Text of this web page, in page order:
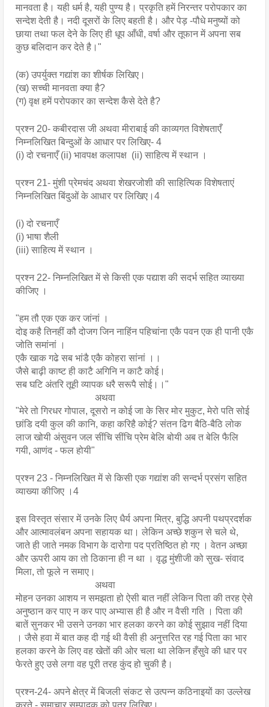
मानवता है। यही धर्म है, यही पुण्य है। प्रकृति हमें निरन्तर परोपकार का
सन्देश देती है। नदी दूसरों के लिए बहती है। और पेड़ -पौधे मनुष्यों को
छाया तथा फल देने के लिए ही धूप आँधी, वर्षा और तूफान में अपना सब
कुछ बलिदान कर देते है।"
(क) उपर्युक्त गद्यांश का शीर्षक लिखिए।
(ख) सच्ची मानवता क्या है?
(ग) वृक्ष हमें परोपकार का सन्देश कैसे देते है?
प्रश्न 20- कबीरदास जी अथवा मीराबाई की काव्यगत विशेषताएँ
निम्नलिखित बिन्दुओं के आधार पर लिखिए- 4
(i) दो रचनाएँ (ii) भावपक्ष कलापक्ष  (ii) साहित्य में स्थान ।
प्रश्न 21- मुंशी प्रेमचंद अथवा शेखरजोशी की साहित्यिक विशेषताएं
निम्नलिखित बिंदुओं के आधार पर लिखिए।4
(i) दो रचनाएँ
(i) भाषा शैली
(iii) साहित्य में स्थान ।
प्रश्न 22- निम्नलिखित में से किसी एक पद्याश की सदर्भ सहित व्याख्या
कीजिए ।
"हम तौ एक एक कर जांनां ।
दोइ कहै तिनहीं कौ दोजग जिन नाहिंन पहिचांना एकै पवन एक ही पानी एकै
जोति समांनां ।
एकै खाक गढे सब भांडै एकै कोहरा सांनां ।।
जैसे बाढ़ी काष्ट ही काटै अगिनि न काटै कोई।
सब घटि अंतरि तूही व्यापक धरै सरूपै सोई।।"
                                 अथवा
"मेरे तो गिरधर गोपाल, दूसरो न कोई जा के सिर मोर मुकुट, मेरो पति सोई
छांडि दयी कुल की कानि, कहा करिहै कोई? संतन ढिग बैठि-बैठि लोक
लाज खोयी अंसुवन जल सींचि सींचि प्रेम बेलि बोयी अब त बेलि फैलि
गयी, आणंद - फल होयी"
प्रश्न 23 - निम्नलिखित में से किसी एक गद्यांश की सन्दर्भ प्रसंग सहित
व्याख्या कीजिए ।4
इस विस्तृत संसार में उनके लिए धैर्य अपना मित्र, बुद्धि अपनी पथप्रदर्शक
और आत्मावलंबन अपना सहायक था। लेकिन अच्छे शकुन से चले थे,
जाते ही जाते नमक विभाग के दारोगा पद प्रतिष्ठित हो गए । वेतन अच्छा
और ऊपरी आय का तो ठिकाना ही न था । वृद्ध मुंशीजी को सुख- संवाद
मिला, तो फूले न समाए।
                                 अथवा
मोहन उनका आशय न समझता हो ऐसी बात नहीं लेकिन पिता की तरह ऐसे
अनुष्ठान कर पाए न कर पाए अभ्यास ही है और न वैसी गति । पिता की
बातें सुनकर भी उसने उनका भार हलका करने का कोई सुझाव नहीं दिया
। जैसे हवा में बात कह दी गई थी वैसी ही अनुत्तरित रह गई पिता का भार
हलका करने के लिए वह खेतों की ओर चला था लेकिन हँसुवे की धार पर
फेरते हुए उसे लगा वह पूरी तरह कुंद हो चुकी है।
प्रश्न-24- अपने क्षेत्र में बिजली संकट से उत्पन्न कठिनाइयों का उल्लेख
करते - समाचार सम्पादक को पत्र लिखिए।